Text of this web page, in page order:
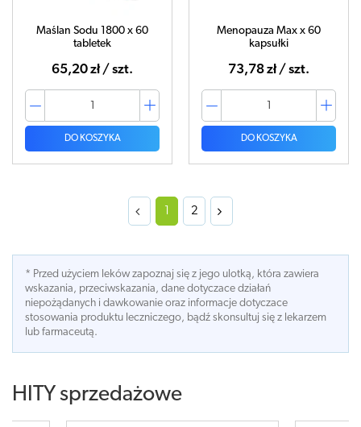
Maślan Sodu 1800 x 60
tabletek
65,20 zł / szt.
DO KOSZYKA
Menopauza Max x 60
kapsułki
73,78 zł / szt.
DO KOSZYKA
1 2
* Przed użyciem leków zapoznaj się z jego ulotką, która zawiera
wskazania, przeciwskazania, dane dotyczace działań
niepożądanych i dawkowanie oraz informacje dotyczace
stosowania produktu leczniczego, bądź skonsultuj się z lekarzem
lub farmaceutą.
HITY sprzedażowe